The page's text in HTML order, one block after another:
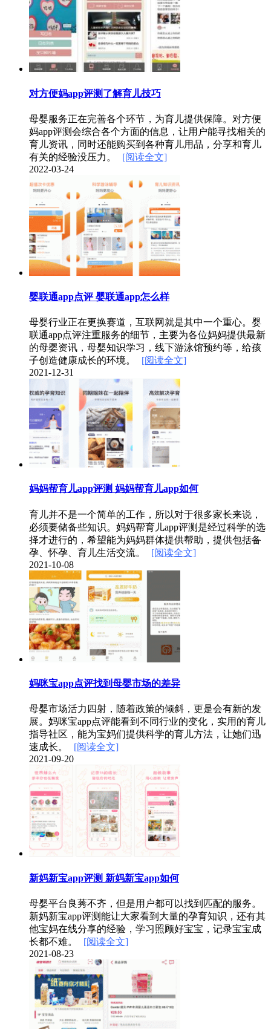
对方便妈app评测了解育儿技巧
母婴服务正在完善各个环节，为育儿提供保障。对方便
妈app评测会综合各个方面的信息，让用户能寻找相关的
育儿资讯，同时还能购买到各种育儿用品，分享和育儿
有关的经验没压力。
[阅读全文]
2022-03-24
婴联通app点评 婴联通app怎么样
母婴行业正在更换赛道，互联网就是其中一个重心。婴
联通app点评注重服务的细节，主要为各位妈妈提供最新
的母婴资讯，母婴知识学习，线下游泳馆预约等，给孩
子创造健康成长的环境。
[阅读全文]
2021-12-31
妈妈帮育儿app评测 妈妈帮育儿app如何
育儿并不是一个简单的工作，所以对于很多家长来说，
必须要储备些知识。妈妈帮育儿app评测是经过科学的选
择才进行的，希望能为妈妈群体提供帮助，提供包括备
孕、怀孕、育儿生活交流。
[阅读全文]
2021-10-08
妈咪宝app点评找到母婴市场的差异
母婴市场活力四射，随着政策的倾斜，更是会有新的发
展。妈咪宝app点评能看到不同行业的变化，实用的育儿
指导社区，能为宝妈们提供科学的育儿方法，让她们迅
速成长。
[阅读全文]
2021-09-20
新妈新宝app评测 新妈新宝app如何
母婴平台良莠不齐，但是用户都可以找到匹配的服务。
新妈新宝app评测能让大家看到大量的孕育知识，还有其
他宝妈在线分享的经验，学习照顾好宝宝，记录宝宝成
长都不难。
[阅读全文]
2021-08-23